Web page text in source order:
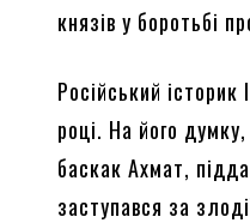
князів у боротьбі
Російський
році. На його
баскак Ахмат,
заступався за